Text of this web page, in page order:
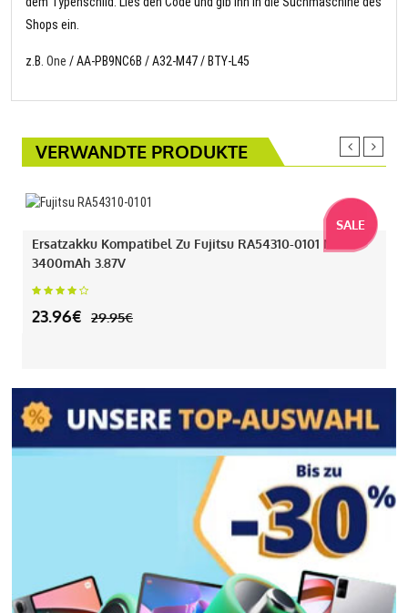
Shops ein.
z.B. One / AA-PB9NC6B / A32-M47 / BTY-L45
VERWANDTE PRODUKTE
SALE
Ersatzakku Kompatibel Zu Fujitsu RA54310-0101 Mit
3400mAh 3.87V
23.96€ 29.95€